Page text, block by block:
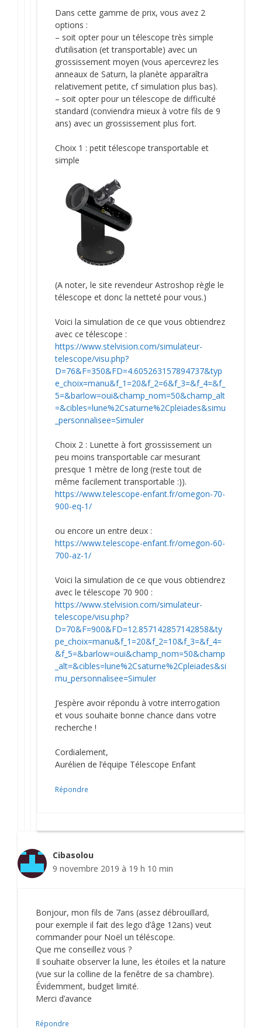
Dans cette gamme de prix, vous avez 2
options :
– soit opter pour un télescope très simple
d’utilisation (et transportable) avec un
grossissement moyen (vous apercevrez les
anneaux de Saturn, la planète apparaîtra
relativement petite, cf simulation plus bas).
– soit opter pour un télescope de difficulté
standard (conviendra mieux à votre fils de 9
ans) avec un grossissement plus fort.
Choix 1 : petit télescope transportable et
simple
(A noter, le site revendeur Astroshop règle le
télescope et donc la netteté pour vous.)
Voici la simulation de ce que vous obtiendrez
avec ce télescope :
https://www.stelvision.com/simulateur-
telescope/visu.php?
D=76&F=350&FD=4.605263157894737&typ
e_choix=manu&f_1=20&f_2=6&f_3=&f_4=&f_
5=&barlow=oui&champ_nom=50&champ_alt
=&cibles=lune%2Csaturne%2Cpleiades&simu
_personnalisee=Simuler
Choix 2 : Lunette à fort grossissement un
peu moins transportable car mesurant
presque 1 mètre de long (reste tout de
même facilement transportable :)).
https://www.telescope-enfant.fr/omegon-70-
900-eq-1/
ou encore un entre deux :
https://www.telescope-enfant.fr/omegon-60-
700-az-1/
Voici la simulation de ce que vous obtiendrez
avec le télescope 70 900 :
https://www.stelvision.com/simulateur-
telescope/visu.php?
D=70&F=900&FD=12.857142857142858&ty
pe_choix=manu&f_1=20&f_2=10&f_3=&f_4=
&f_5=&barlow=oui&champ_nom=50&champ
_alt=&cibles=lune%2Csaturne%2Cpleiades&si
mu_personnalisee=Simuler
J’espère avoir répondu à votre interrogation
et vous souhaite bonne chance dans votre
recherche !
Cordialement,
Aurélien de l’équipe Télescope Enfant
Répondre
Cibasolou
9 novembre 2019 à 19 h 10 min
Bonjour, mon fils de 7ans (assez débrouillard,
pour exemple il fait des lego d’âge 12ans) veut
commander pour Noël un téléscope.
Que me conseillez vous ?
Il souhaite observer la lune, les étoiles et la nature
(vue sur la colline de la fenêtre de sa chambre).
Évidemment, budget limité.
Merci d’avance
Répondre